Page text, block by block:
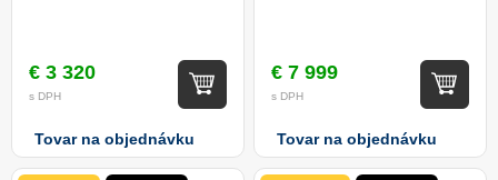
€ 3 320
s DPH
Tovar na objednávku
€ 7 999
s DPH
Tovar na objednávku